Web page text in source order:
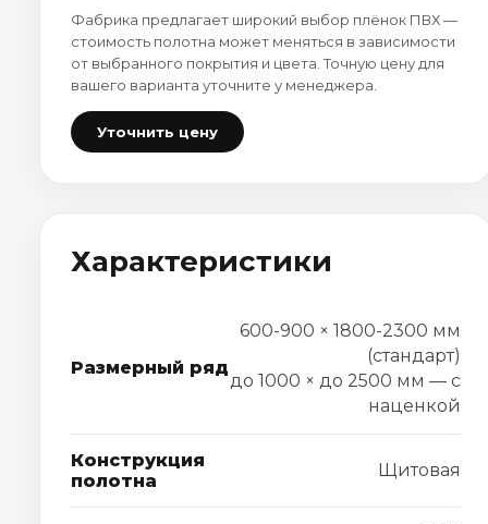
Фабрика предлагает широкий выбор плёнок ПВХ —
стоимость полотна может меняться в зависимости
от выбранного покрытия и цвета. Точную цену для
вашего варианта уточните у менеджера.
Уточнить цену
Характеристики
Размерный ряд
600-900 × 1800-2300 мм
(стандарт)
до 1000 × до 2500 мм — с
наценкой
Конструкция
полотна
Щитовая